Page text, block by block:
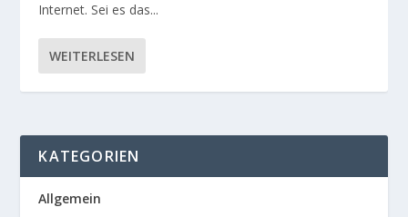
Internet. Sei es das...
WEITERLESEN
KATEGORIEN
Allgemein